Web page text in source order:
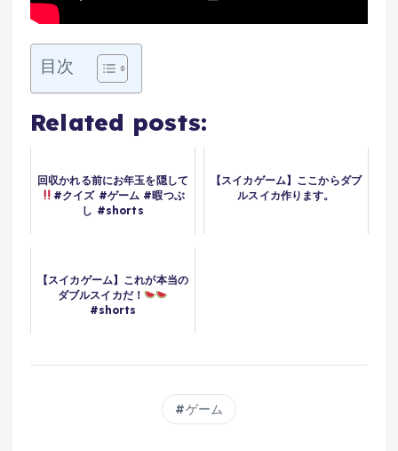
目次
Related posts:
回収かれる前にお年玉を隠して
#クイズ #ゲーム #暇つぶ
し #shorts
【スイカゲーム】ここからダブ
ルスイカ作ります。
【スイカゲーム】これが本当の
ダブルスイカだ！
#shorts
ゲーム